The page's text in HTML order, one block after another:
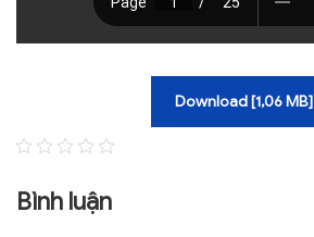
Download [1,06 MB]
Bình luận